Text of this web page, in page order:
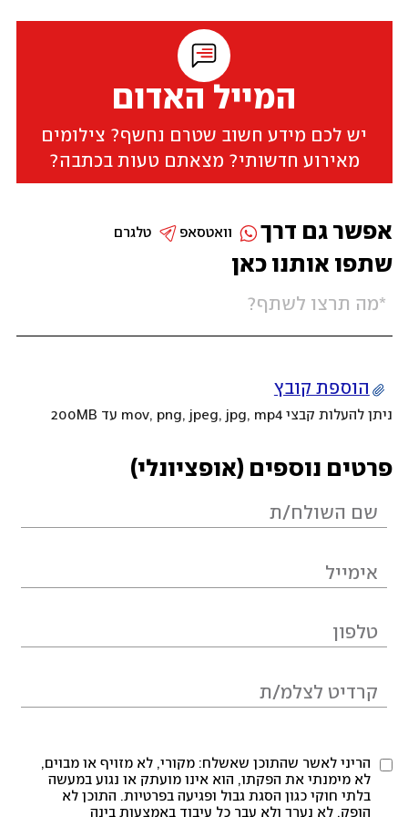
המייל האדום
יש לכם מידע חשוב שטרם נחשף? צילומים
מאירוע חדשותי? מצאתם טעות בכתבה?
שתפו אותנו כאן
הוספת קובץ
ניתן להעלות קבצי mov, png, jpeg, jpg, mp4 עד 200MB
פרטים נוספים (אופציונלי)
הריני לאשר שהתוכן שאשלח: מקורי, לא מזויף או מבוים,
לא מימנתי את הפקתו, הוא אינו מועתק או נגוע במעשה
בלתי חוקי כגון הסגת גבול ופגיעה בפרטיות. התוכן לא
הופק, לא נערך ולא עבר כל עיבוד באמצעות בינה
אפשר גם דרך טלגרם וואטסאפ